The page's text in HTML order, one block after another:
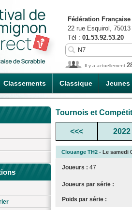
Classements Classique Jeunes
Fédération
22 rue Esquirol,
Tél : 01.53.92.53.20
Il y a actuellement
Tournois et
<<< 2022
Clouange TH2 - Le samedi
Joueurs : 47
Joueurs par série :
Poids par série :